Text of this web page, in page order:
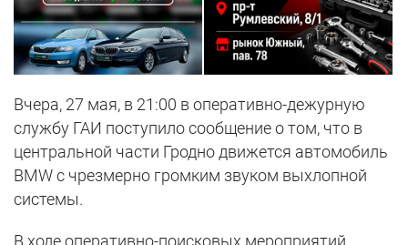
Вчера, 27 мая, в 21:00 в оперативно-дежурную
службу ГАИ поступило сообщение о том, что в
центральной части Гродно движется автомобиль
BMW с чрезмерно громким звуком выхлопной
системы.
В ходе оперативно-поисковых мероприятий